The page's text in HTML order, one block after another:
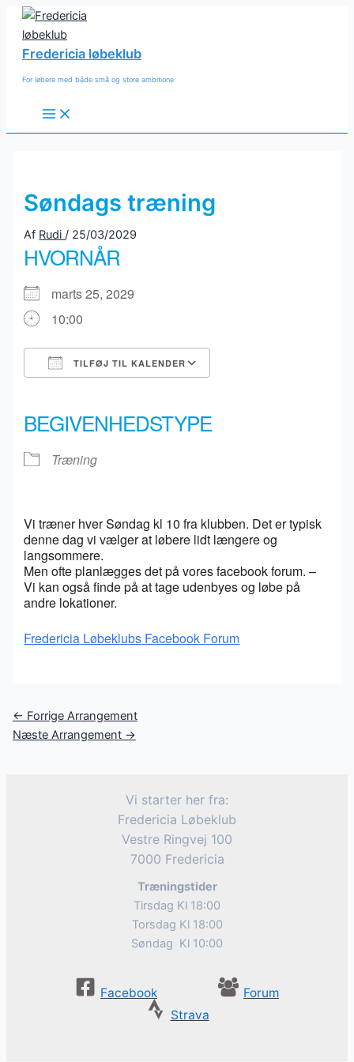
indholdet
Fredericia løbeklub
For løbere med både små og store ambitione
Main
Menu
Søndags træning
Af Rudi/ 25/03/2029
HVORNÅR
marts 25, 2029
10:00
TILFØJ TIL KALENDER
BEGIVENHEDSTYPE
Træning
Vi træner hver Søndag kl 10 fra klubben. Det er typisk
denne dag vi vælger at løbere lidt længere og
langsommere.
Men ofte planlægges det på vores facebook forum. –
Vi kan også finde på at tage udenbyes og løbe på
andre lokationer.
Fredericia Løbeklubs Facebook Forum
Post
navigation
← Forrige Arrangement
Næste Arrangement →
Vi starter her fra:
Fredericia Løbeklub
Vestre Ringvej 100
7000 Fredericia
Træningstider
Tirsdag Kl 18:00
Torsdag Kl 18:00
Søndag Kl 10:00
Facebook
Forum
Strava